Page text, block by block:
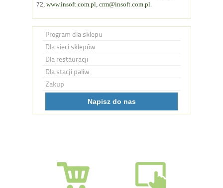
72, www.insoft.com.pl, crm@insoft.com.pl.
Program dla sklepu
Dla sieci sklepów
Dla restauracji
Dla stacji paliw
Zakup
Napisz do nas